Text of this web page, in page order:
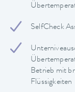
SelfCheck
Betrieb mit
Flüssigkeiten